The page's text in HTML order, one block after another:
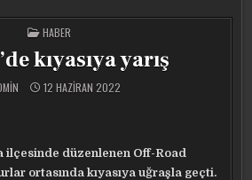
POSTED
IN
HABER
kıyasıya yarış
12 HAZIRAN 2022
ilçesinde düzenlenen Off-Road
ortasında kıyasıya uğraşla geçti.